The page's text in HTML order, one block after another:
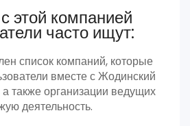
этой компанией
часто ищут:
список компаний, которые
вместе с Жодинский
также организации ведущих
деятельность.